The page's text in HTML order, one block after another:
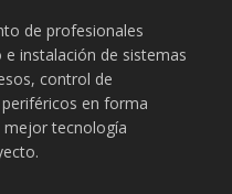
de profesionales
instalación de sistemas
control de
en forma
mejor tecnología